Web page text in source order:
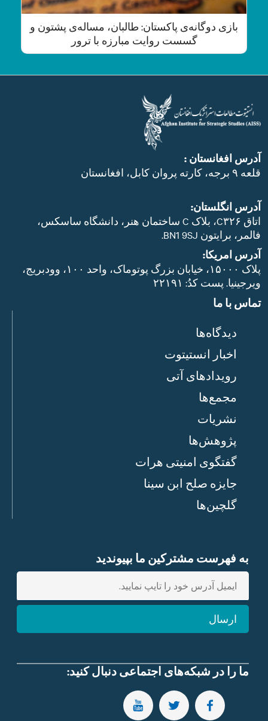
بازی دوگانه‌ی پاکستان: طالبان، مساله‌ی پشتون و
گسست روایت مبارزه با ترور
آدرس افغانستان :
قلعه ۹ برجه، کارته پروان کابل، افغانستان
آدرس انگلستان:
اتاق C۳۲۶، بلاک C ساختمان هنر، دانشگاه ساسکس،
فالمر، برایتون BN1 9SJ.
آدرس امریکا:
پلاک ۱۵۰۰۰، خیابان بزرگ پوتوماک، واحد ۱۰۰، وودبریج،
ویرجینیا. پست‌ کدُ: ۲۲۱۹۱
تماس با ما
دیدگاه‌ها
اخبار انستیتوت
رویدادهای آتی
مجمع‌ها
نشریات
پژوهش‌ها
گفتگوی امنیتی هرات
جایزه صلح ابن سینا
گلچین‌ها
به فهرست مشترکین ما بپیوندید
E
t
m
ارسال
ما را در شبکه‌های اجتماعی دنبال کنید:
FOLLOW US ON FACEBOOK
FOLLOW US ON TWITTER
SUBSCRIBE TO OUR YOUTUBE CHANNEL